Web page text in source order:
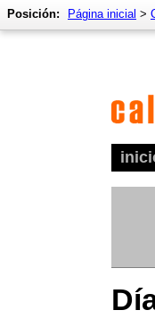
Posición: Página inicial >